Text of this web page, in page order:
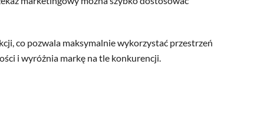
co pozwala maksymalnie wykorzystać przestrzeń
i wyróżnia markę na tle konkurencji.